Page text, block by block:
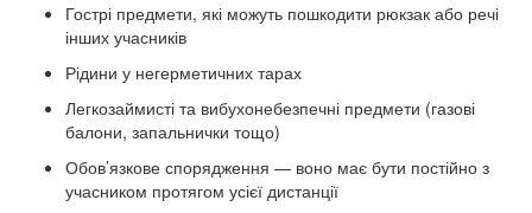
Гострі предмети, які можуть пошкодити рюкзак або речі
інших учасників
Рідини у негерметичних тарах
Легкозаймисті та вибухонебезпечні предмети (газові
балони, запальнички тощо)
Обов’язкове спорядження — воно має бути постійно з
учасником протягом усієї дистанції